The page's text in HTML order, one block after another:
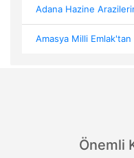
Adana Hazine
Amasya Milli Emlak'tan
Önemli